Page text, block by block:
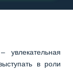
увлекательная
в роли